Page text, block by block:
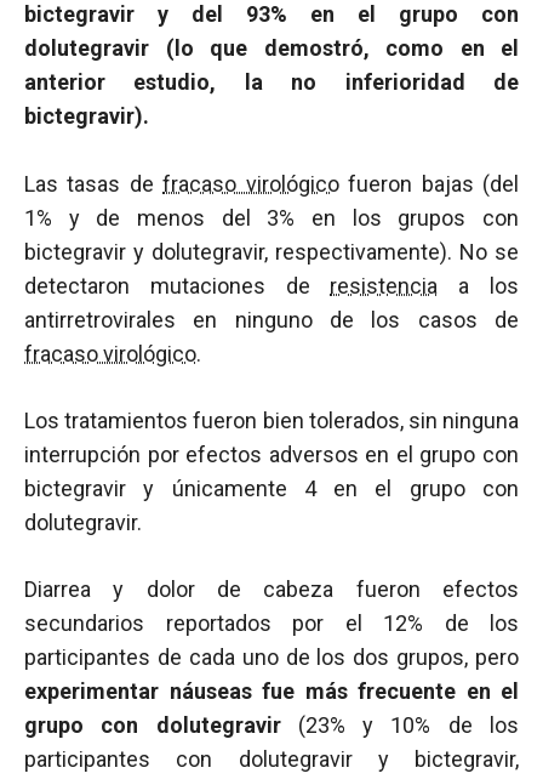
bictegravir y del 93% en el grupo con
dolutegravir (lo que demostró, como en el
anterior estudio, la no inferioridad de
bictegravir).
Las tasas defracaso virológicofueron bajas (del
1% y de menos del 3% en los grupos con
bictegravir y dolutegravir, respectivamente). No se
detectaron mutaciones de resistencia a los
antirretrovirales en ninguno de los casos de
fracaso virológico.
Los tratamientos fueron bien tolerados, sin ninguna
interrupción por efectos adversos en el grupo con
bictegravir y únicamente 4 en el grupo con
dolutegravir.
Diarrea y dolor de cabeza fueron efectos
secundarios reportados por el 12% de los
participantes de cada uno de los dos grupos, pero
experimentar náuseas fue más frecuente en el
grupo con dolutegravir (23% y 10% de los
participantes con dolutegravir y bictegravir,